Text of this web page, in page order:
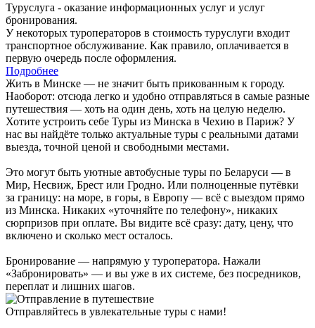
Туруслуга - оказание информационных услуг и услуг
бронирования.
У некоторых туроператоров в стоимость туруслуги входит
транспортное обслуживание. Как правило, оплачивается в
первую очередь после оформления.
Подробнее
Жить в Минске — не значит быть прикованным к городу.
Наоборот: отсюда легко и удобно отправляться в самые разные
путешествия — хоть на один день, хоть на целую неделю.
Хотите устроить себе Туры из Минска в Чехию в Париж? У
нас вы найдёте только актуальные туры с реальными датами
выезда, точной ценой и свободными местами.
Это могут быть уютные автобусные туры по Беларуси — в
Мир, Несвиж, Брест или Гродно. Или полноценные путёвки
за границу: на море, в горы, в Европу — всё с выездом прямо
из Минска. Никаких «уточняйте по телефону», никаких
сюрпризов при оплате. Вы видите всё сразу: дату, цену, что
включено и сколько мест осталось.
Бронирование — напрямую у туроператора. Нажали
«Забронировать» — и вы уже в их системе, без посредников,
переплат и лишних шагов.
Отправляйтесь в увлекательные туры с нами!